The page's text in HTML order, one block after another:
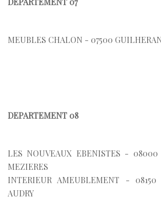
MEUBLES CHALON - 07500
DEPARTEMENT 08
LES NOUVEAUX EBENISTES - 08000
MEZIERES
INTERIEUR AMEUBLEMENT - 08150
AUDRY